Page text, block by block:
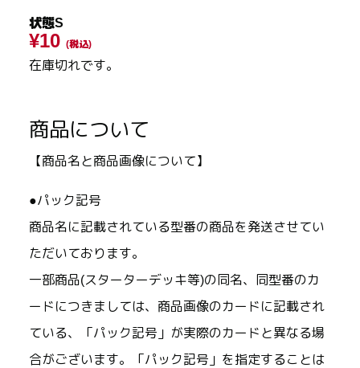
状態S
¥10 (税込)
在庫切れです。
商品について
【商品名と商品画像について】
●パック記号
商品名に記載されている型番の商品を発送させてい
ただいております。
一部商品(スターターデッキ等)の同名、同型番のカ
ードにつきましては、商品画像のカードに記載され
ている、「パック記号」が実際のカードと異なる場
合がございます。「パック記号」を指定することは